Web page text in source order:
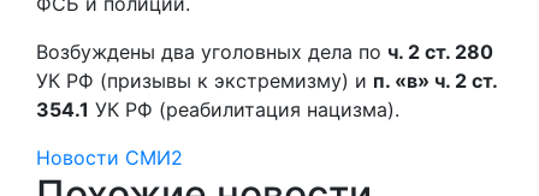
Возбуждены два уголовных дела по ч. 2 ст. 280
УК РФ (призывы к экстремизму) и п. «в» ч. 2 ст.
354.1 УК РФ (реабилитация нацизма).
Новости СМИ2